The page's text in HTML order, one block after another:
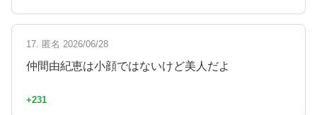
17. 匿名 2026/06/28
仲間由紀恵は小顔ではないけど美人だよ
+231